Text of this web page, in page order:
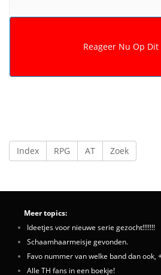
Index RPG AT Zoek
Meer topics:
Ideetjes voor nieuwe serie gezocht!!!!!!!
Schaamhaarmeisje gevonden.
Favo nummer van welke band dan ook,
Alle TH fans in een boekje!